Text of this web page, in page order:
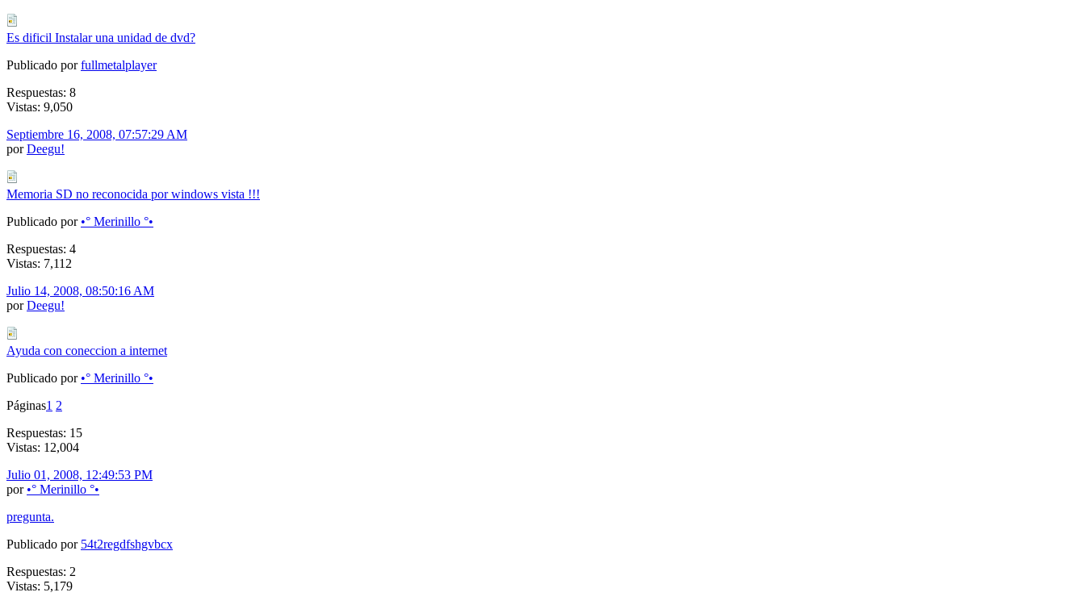
Es dificil Instalar una unidad de dvd?
Publicado porfullmetalplayer
Respuestas: 8
Vistas: 9,050
Septiembre 16, 2008, 07:57:29 AM
porDeegu!
Memoria SD no reconocida por windows vista !!!
Publicado por •° Merinillo °•
Respuestas: 4
Vistas: 7,112
Julio 14, 2008, 08:50:16 AM
porDeegu!
Ayuda con coneccion a internet
Publicado por •° Merinillo °•
Páginas1 2
Respuestas: 15
Vistas: 12,004
Julio 01, 2008, 12:49:53 PM
por •° Merinillo °•
pregunta.
Publicado por 54t2regdfshgvbcx
Respuestas: 2
Vistas: 5,179